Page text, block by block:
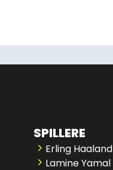
SPILLERE
Erling Haaland
Lamine Yamal